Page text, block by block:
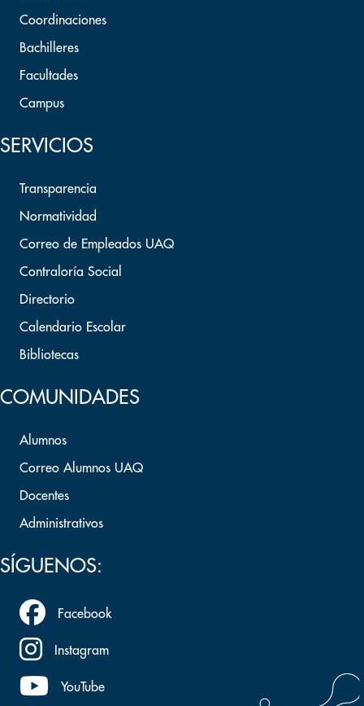
Coordinaciones
Bachilleres
Facultades
Campus
SERVICIOS
Transparencia
Normatividad
Correo de Empleados UAQ
Contraloría Social
Directorio
Calendario Escolar
Bibliotecas
COMUNIDADES
Alumnos
Correo Alumnos UAQ
Docentes
Administrativos
SÍGUENOS:
Facebook
Instagram
YouTube